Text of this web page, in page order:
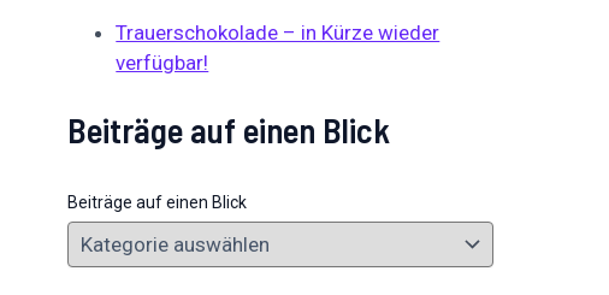
Trauerschokolade – in Kürze wieder
verfügbar!
Beiträge auf einen Blick
Beiträge auf einen Blick